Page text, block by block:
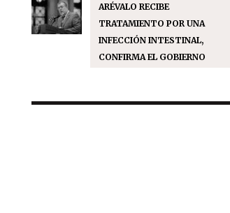
ARÉVALO RECIBE
TRATAMIENTO POR UNA
INFECCIÓN INTESTINAL,
CONFIRMA EL GOBIERNO